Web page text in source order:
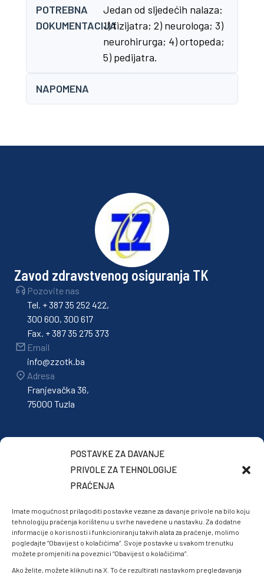
POSTAVKE ZA DAVANJE
PRIVOLE ZA TEHNOLOGIJE
PRAĆENJA
Imate mogućnost prilagoditi postavke vezane za davanje privole na bilo koju
tehnologiju praćenja korištenu u svrhe navedene u nastavku. Za dodatne
informacije o korisnosti i funkcioniranju takvih alata za praćenje, molimo
pogledajte “Obavijest o kolačićima”. Svoje postavke u svakom trenutku
možete promjeniti na poveznici “Obavijest o kolačićima”.
Ako želite, možete kliknuti na X. To će rezultirati nastavkom pregledavanja
POTREBNA
DOKUMENTACIJA
Jedan od sljedećih nalaza:
1) fizijatra; 2) neurologa; 3)
neurohirurga; 4) ortopeda;
5) pedijatra.
NAPOMENA
Zavod zdravstvenog osiguranja TK
Pozovite nas
Tel. + 387 35 252 422,
300 600, 300 617
Fax. + 387 35 275 373
Email
info@zzotk.ba
Adresa
Franjevačka 36,
75000 Tuzla